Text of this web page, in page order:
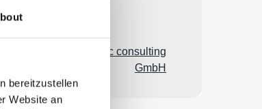
bereitzustellen
Website an